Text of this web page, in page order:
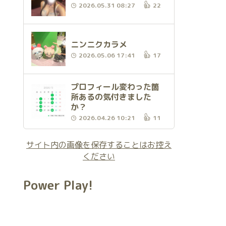
2026.05.31 08:27 22
ニンニクカラメ
2026.05.06 17:41 17
プロフィール変わった箇
所あるの気付きました
か？
2026.04.26 10:21 11
サイト内の画像を保存することはお控え
ください
Power Play!